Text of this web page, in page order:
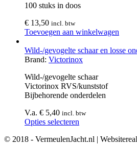
100 stuks in doos
€ 13,50 incl. btw
Toevoegen aan winkelwagen
Wild-/gevogelte schaar en losse
Brand: Victorinox
Wild-/gevogelte schaar
Victorinox RVS/kunststof
Bijbehorende onderdelen
V.a. € 5,40 incl. btw
Opties selecteren
© 2018 - VermeulenJacht.nl |